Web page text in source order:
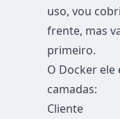
uso, vou
frente, mas
primeiro.
O Docker ele
camadas:
Cliente